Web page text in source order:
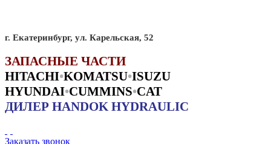
г. Екатеринбург, ул. Карельская, 52
ЗАПАСНЫЕ ЧАСТИ
HITACHI•KOMATSU•ISUZU
HYUNDAI•CUMMINS•CAT
ДИЛЕР HANDOK HYDRAULIC
Заказать звонок